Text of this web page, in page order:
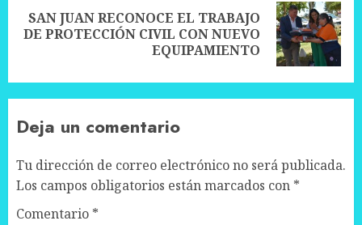
Next
SAN JUAN RECONOCE EL TRABAJO
DE PROTECCIÓN CIVIL CON NUEVO
EQUIPAMIENTO
Deja un comentario
Tu dirección de correo electrónico no será publicada.
Los campos obligatorios están marcados con *
Comentario *